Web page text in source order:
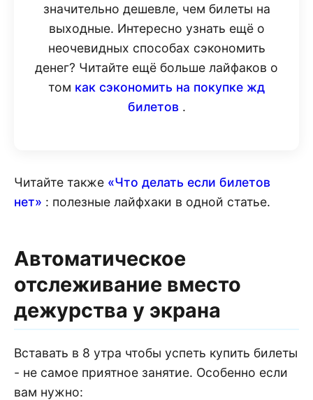
значительно дешевле, чем билеты на
выходные. Интересно узнать ещё о
неочевидных способах сэкономить
денег? Читайте ещё больше лайфаков о
том как сэкономить на покупке жд
билетов.
Читайте также «Что делать если билетов
нет» : полезные лайфхаки в одной статье.
Автоматическое
отслеживание вместо
дежурства у экрана
Вставать в 8 утра чтобы успеть купить билеты
- не самое приятное занятие. Особенно если
вам нужно: